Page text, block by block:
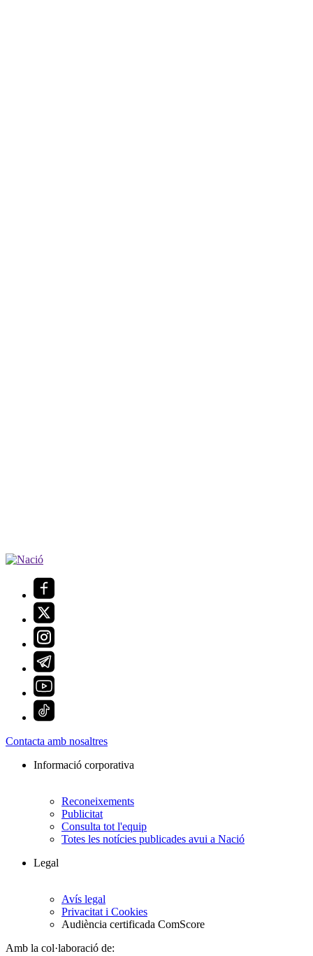
Contacta amb nosaltres
Informació corporativa
Reconeixements
Publicitat
Consulta tot l'equip
Totes les notícies publicades avui a Nació
Legal
Avís legal
Privacitat i Cookies
Audiència certificada ComScore
Amb la col·laboració de: